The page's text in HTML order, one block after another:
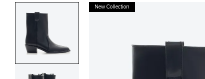
New Collection